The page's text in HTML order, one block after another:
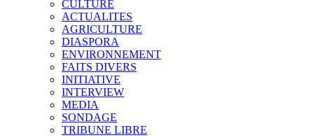
CULTURE
ACTUALITES
AGRICULTURE
DIASPORA
ENVIRONNEMENT
FAITS DIVERS
INITIATIVE
INTERVIEW
MEDIA
SONDAGE
TRIBUNE LIBRE